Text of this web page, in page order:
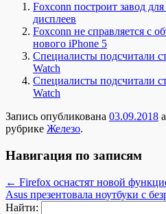
Foxconn построит завод
дисплеев
Foxconn не справляется с
нового iPhone 5
Специалисты подсчитали
Watch
Специалисты подсчитали
Watch
Запись опубликована 03.09.2018
рубрике Железо.
Навигация по записям
← Firefox оснастят новой
Asus презентовала ноутбуки с
Найти: